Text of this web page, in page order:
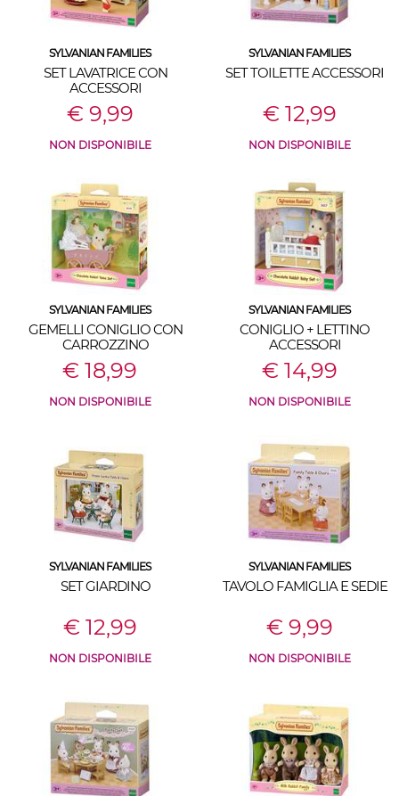
SYLVANIAN FAMILIES
SET LAVATRICE CON
ACCESSORI
€ 9,99
NON DISPONIBILE
SYLVANIAN FAMILIES
SET TOILETTE ACCESSORI
€ 12,99
NON DISPONIBILE
SYLVANIAN FAMILIES
GEMELLI CONIGLIO CON
CARROZZINO
€ 18,99
NON DISPONIBILE
SYLVANIAN FAMILIES
CONIGLIO + LETTINO
ACCESSORI
€ 14,99
NON DISPONIBILE
SYLVANIAN FAMILIES
SET GIARDINO
€ 12,99
NON DISPONIBILE
SYLVANIAN FAMILIES
TAVOLO FAMIGLIA E SEDIE
€ 9,99
NON DISPONIBILE